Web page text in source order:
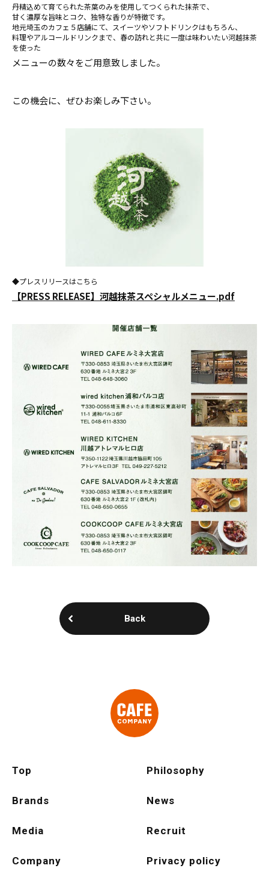
丹精込めて育てられた茶葉のみを使用してつくられた抹茶で、
甘く濃厚な旨味とコク、独特な香りが特徴です。
地元埼玉のカフェ５店舗にて、スイーツやソフトドリンクはもちろん、
料理やアルコールドリンクまで、春の訪れと共に一度は味わいたい河越抹茶
を使った
メニューの数々をご用意致しました。
この機会に、ぜひお楽しみ下さい。
◆プレスリリースはこちら
【PRESS RELEASE】河越抹茶スペシャルメニュー.pdf
Back
Top Philosophy
Brands News
Media Recruit
Company Privacy policy